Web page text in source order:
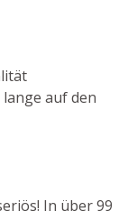
auf den
In über 99